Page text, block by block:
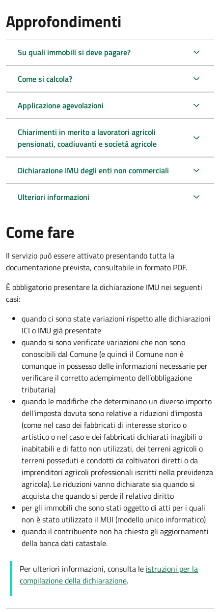
Approfondimenti
Su quali immobili si deve pagare?
Come si calcola?
Applicazione agevolazioni
Chiarimenti in merito a lavoratori agricoli
pensionati, coadiuvanti e società agricole
Dichiarazione IMU degli enti non commerciali
Ulteriori informazioni
Come fare
Il servizio può essere attivato presentando tutta la
documentazione prevista, consultabile in formato PDF.
È obbligatorio presentare la dichiarazione IMU nei seguenti
casi:
quando ci sono state variazioni rispetto alle dichiarazioni
ICI o IMU già presentate
quando si sono verificate variazioni che non sono
conoscibili dal Comune (e quindi il Comune non è
comunque in possesso delle informazioni necessarie per
verificare il corretto adempimento dell’obbligazione
tributaria)
quando le modifiche che determinano un diverso importo
dell'imposta dovuta sono relative a riduzioni d'imposta
(come nel caso dei fabbricati di interesse storico o
artistico o nel caso e dei fabbricati dichiarati inagibili o
inabitabili e di fatto non utilizzati, dei terreni agricoli o
terreni posseduti e condotti da coltivatori diretti o da
imprenditori agricoli professionali iscritti nella previdenza
agricola). Le riduzioni vanno dichiarate sia quando si
acquista che quando si perde il relativo diritto
per gli immobili che sono stati oggetto di atti per i quali
non è stato utilizzato il MUI (modello unico informatico)
quando il contribuente non ha chiesto gli aggiornamenti
della banca dati catastale.
Per ulteriori informazioni, consulta le istruzioni per la
compilazione della dichiarazione.